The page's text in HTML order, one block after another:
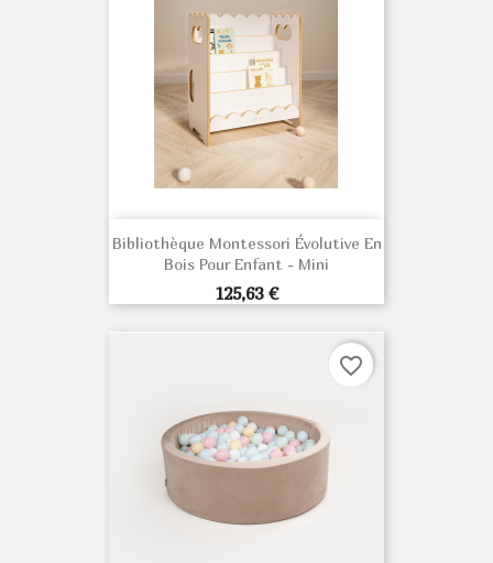
Bibliothèque Montessori Évolutive En
Bois Pour Enfant - Mini
Prix
125,63 €
favorite_border